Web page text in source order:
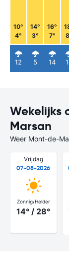
10°
4°
12
14°
3°
5
16°
7°
14
Wekelijks
Marsan
Weer Mont-de-
Vrijdag
07-08-2026
Zonnig/Helder
14° / 28°